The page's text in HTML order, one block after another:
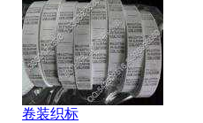
卷装织标